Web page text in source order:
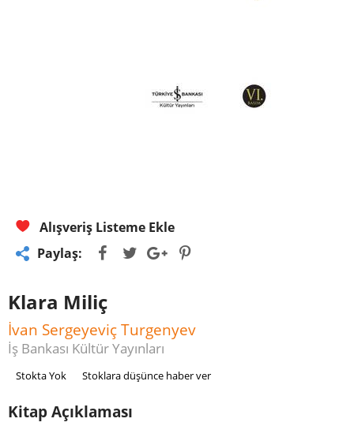
Alışveriş Listeme Ekle
Paylaş:
Klara Miliç
İvan Sergeyeviç Turgenyev
İş Bankası Kültür Yayınları
Stokta Yok Stoklara düşünce haber ver
Kitap Açıklaması